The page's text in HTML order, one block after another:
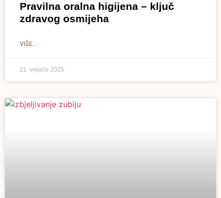
Pravilna oralna higijena – ključ
zdravog osmijeha
VIŠE...
21. veljače 2025.